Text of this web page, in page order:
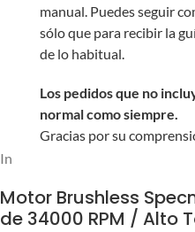
manual. Puedes seguir
sólo que para recibir la
de lo habitual.
Los pedidos que no
normal como siempre.
Gracias por su
Inicio
Motor Brushless
de 34000 RPM / Alto